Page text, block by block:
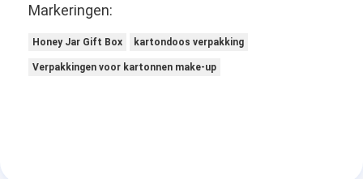
Markeringen:
Honey Jar Gift Box kartondoos verpakking
Verpakkingen voor kartonnen make-up